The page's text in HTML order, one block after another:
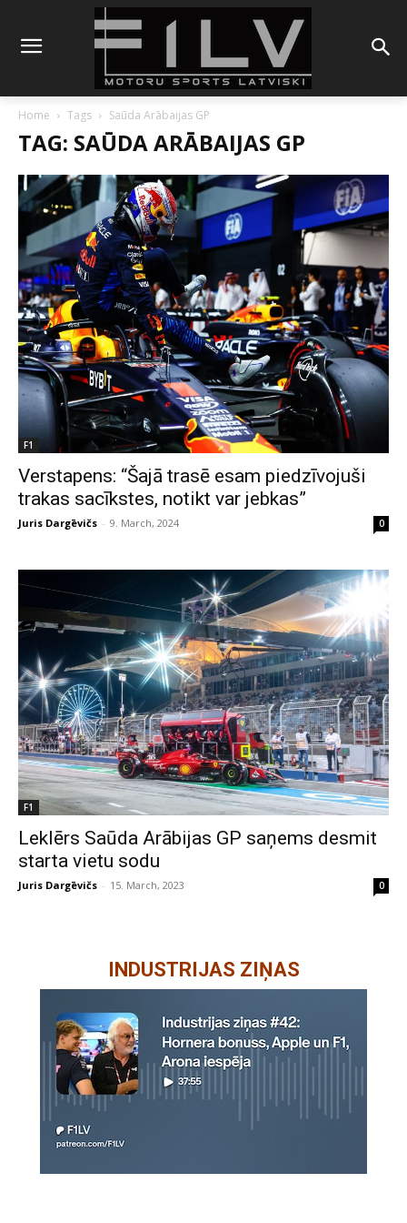
Home Tags Saūda Arābaijas GP
TAG: SAŪDA ARĀBAIJAS GP
F1
Verstapens: “Šajā trasē esam piedzīvojuši
trakas sacīkstes, notikt var jebkas”
Juris Dargēvičs - 9. March, 2024 0
F1
Leklērs Saūda Arābijas GP saņems desmit
starta vietu sodu
Juris Dargēvičs - 15. March, 2023 0
INDUSTRIJAS ZIŅAS